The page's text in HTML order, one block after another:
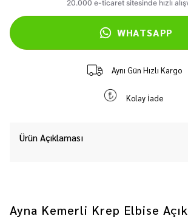
WHATSAPP
Aynı Gün Hızlı Kargo
Kolay İade
Ürün Açıklaması
Ayna Kemerli Krep Elbise Açık